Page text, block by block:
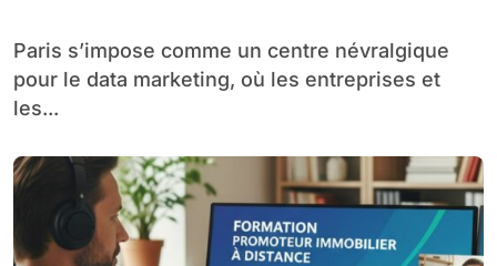
Paris s’impose comme un centre névralgique
pour le data marketing, où les entreprises et
les...